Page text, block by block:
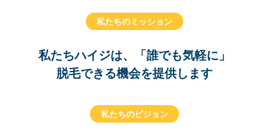
私たちのミッション
私たちハイジは、「誰でも気軽に」
脱毛できる機会を提供します
私たちのビジョン